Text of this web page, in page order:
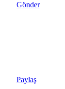
Gönder
Paylaş